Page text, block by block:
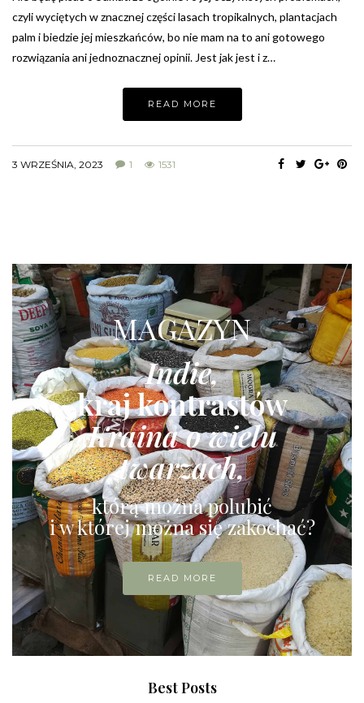
czyli wyciętych w znacznej części lasach tropikalnych, plantacjach
palm i biedzie jej mieszkańców, bo nie mam na to ani gotowego
rozwiązania ani jednoznacznej opinii. Jest jak jest i z…
READ MORE
3 WRZEŚNIA, 2023 1 1531
MAGAZYN
Indie,
kraj kontrastów
Kraina o wielu
twarzach,
którą można polubić
i w której można się zakochać?
READ MORE
Best Posts